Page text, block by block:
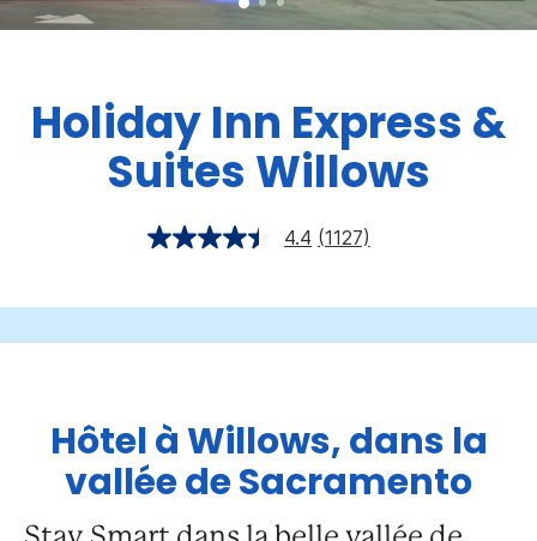
Holiday Inn Express &
Suites Willows
4.4 (1127)
Hôtel à Willows, dans la
vallée de Sacramento